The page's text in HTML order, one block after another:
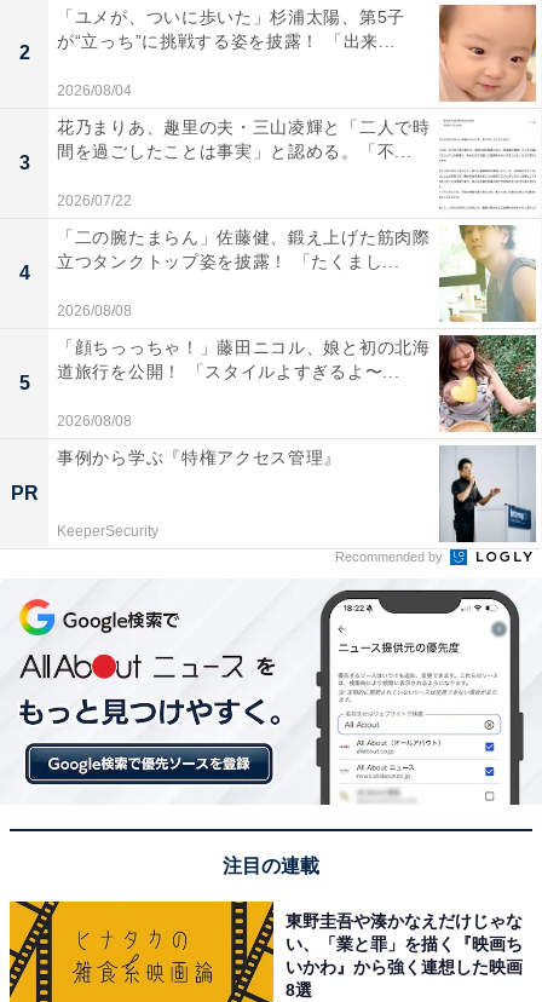
2
「ユメが、ついに歩いた」杉浦太陽、第5子
が“立っち”に挑戦する姿を披露！ 「出来...
2026/08/04
3
花乃まりあ、趣里の夫・三山凌輝と「二人で時
間を過ごしたことは事実」と認める。「不...
2026/07/22
4
「二の腕たまらん」佐藤健、鍛え上げた筋肉際
立つタンクトップ姿を披露！ 「たくまし...
2026/08/08
5
「顔ちっっちゃ！」藤田ニコル、娘と初の北海
道旅行を公開！ 「スタイルよすぎるよ〜...
2026/08/08
PR
事例から学ぶ『特権アクセス管理』
KeeperSecurity
Recommended by
注目の連載
東野圭吾や湊かなえだけじゃな
い、「業と罪」を描く『映画ち
いかわ』から強く連想した映画
8選